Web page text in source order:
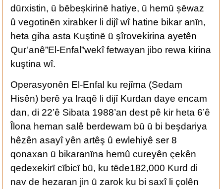
dȗrxistin, ȗ bȇbeșkirinȇ hatiye, ȗ hemȗ șȇwaz
û vegotinȇn xirabker li dijî wî hatine bikar anȋn,
heta giha asta Kuştinȇ ȗ şîrovekirina ayetên
Qur’anê”El-Enfal”wekî fetwayan jibo rewa kirina
kuştina wî.
Operasyonȇn El-Enfal ku rejîma (Sedam
Hisên) berê ya Iraqê li dijî Kurdan daye encam
dan, di 22’ê Sibata 1988’an dest pê kir heta 6’ê
Îlona heman salê berdewam bȗ ȗ bi beşdariya
hêzên asayî yên artêş û ewlehiyê ser 8
qonaxan ȗ bikaranȋna hemû cureyên çekên
qedexekirȋ cȋbicȋ bȗ, ku tȇde182,000 Kurd di
nav de hezaran jin ȗ zarok ku bi saxî li çolên